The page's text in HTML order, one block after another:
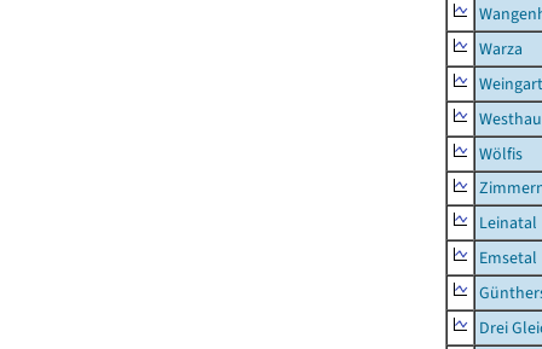
Warza
Wölfis
Leinatal
Emsetal
Drei